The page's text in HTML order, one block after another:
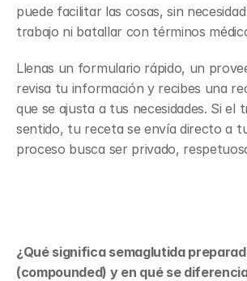
puede facilitar las cosas, sin
trabajo ni batallar con términos
Llenas un formulario rápido, un
revisa tu información y recibes una
que se ajusta a tus necesidades. Si el
sentido, tu receta se envía directo a
proceso busca ser privado,
¿Qué significa semaglutida
(compounded) y en qué se